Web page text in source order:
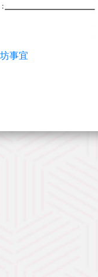
事宜